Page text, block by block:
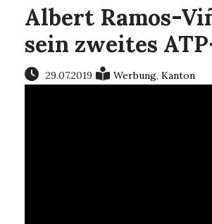
Albert Ramos-
sein zweites
29.07.2019 Werbung, Kanton